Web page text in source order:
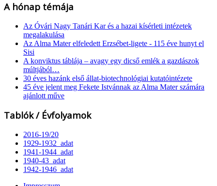
A hónap témája
Az Óvári Nagy Tanári Kar és a hazai kísérleti intézetek
megalakulása
Az Alma Mater elfeledett Erzsébet-ligete - 115 éve hunyt el
Sisi
A konviktus táblája – avagy egy dicső emlék a gazdászok
múltjából…
30 éves hazánk első állat-biotechnológiai kutatóintézete
45 éve jelent meg Fekete Istvánnak az Alma Mater számára
ajánlott műve
Tablók / Évfolyamok
2016-19/20
1929-1932_adat
1941-1944_adat
1940-43_adat
1942-1946_adat